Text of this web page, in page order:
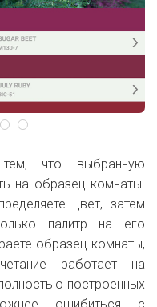
тем, что выбранную
на образец комнаты.
цвет, затем
палитр на его
образец комнаты,
работает на
построенных
ошибиться с